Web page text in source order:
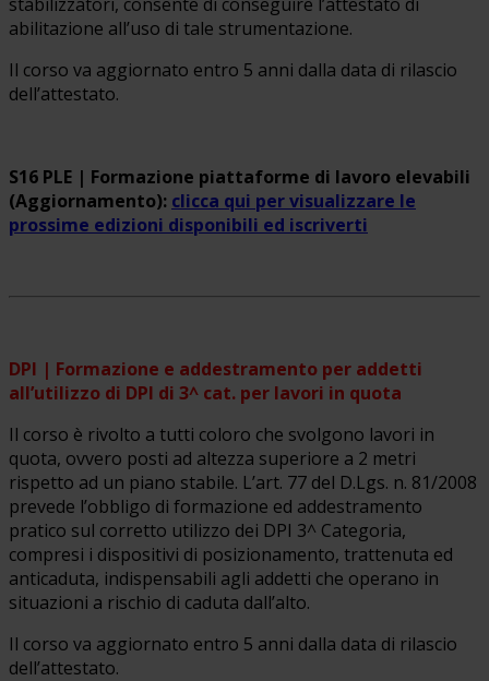
abilitazione all’uso di tale strumentazione.
Il corso va aggiornato entro 5 anni dalla data di rilascio
dell’attestato.
S16 PLE | Formazione piattaforme di lavoro elevabili
(Aggiornamento): clicca qui per visualizzare le
prossime edizioni disponibili ed iscriverti
DPI | Formazione e addestramento per addetti
all’utilizzo di DPI di 3^ cat. per lavori in quota
Il corso è rivolto a tutti coloro che svolgono lavori in
quota, ovvero posti ad altezza superiore a 2 metri
rispetto ad un piano stabile. L’art. 77 del D.Lgs. n. 81/2008
prevede l’obbligo di formazione ed addestramento
pratico sul corretto utilizzo dei DPI 3^ Categoria,
compresi i dispositivi di posizionamento, trattenuta ed
anticaduta, indispensabili agli addetti che operano in
situazioni a rischio di caduta dall’alto.
Il corso va aggiornato entro 5 anni dalla data di rilascio
dell’attestato.